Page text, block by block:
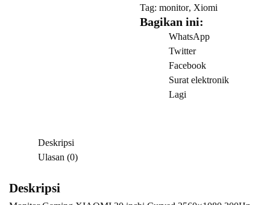
inchi
Curved
Tag:monitor, Xiomi
Bagikan ini:
WhatsApp
Twitter
Facebook
Surat elektronik
Lagi
Deskripsi
Ulasan (0)
Deskripsi